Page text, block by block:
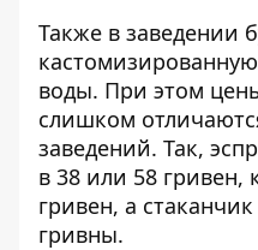
Также в заведении
воды. При этом
слишком
заведений. Так,
в 38 или 58 гривен,
гривен, а
гривны.